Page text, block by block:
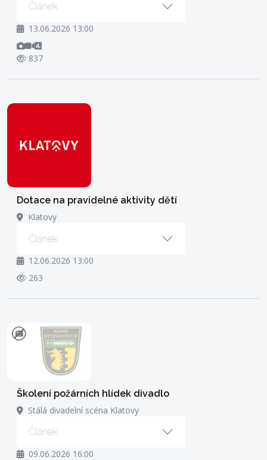
Článek
13.06.2026 13:00
837
Dotace na pravidelné aktivity dětí
Klatovy
Článek
12.06.2026 13:00
263
Školení požárních hlídek divadlo
Stálá divadelní scéna Klatovy
Článek
09.06.2026 16:00